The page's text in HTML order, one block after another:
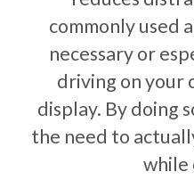
commonly used
necessary or
driving on your
display. By doing
the need to
while